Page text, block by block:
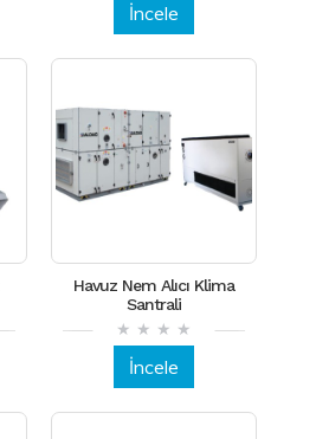
İncele
Havuz Nem Alıcı Klima
Santrali
İncele